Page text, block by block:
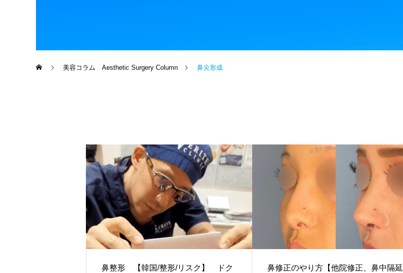
美容コラム Aesthetic Surgery Column 鼻尖形成
Nose
鼻整形 【韓国/整形/リスク】 ドク
Nose
鼻修正のやり方【他院修正、鼻中隔延